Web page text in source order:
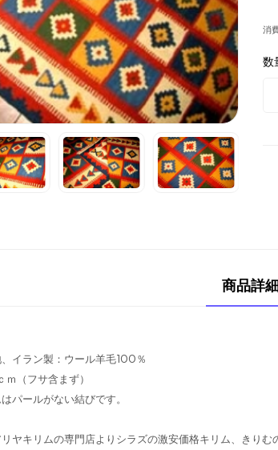
消
数
商品詳
イラン製：ウール羊毛100％
ｍ（フサ含まず）
パールがない結びです。
ヤキリムの専門店よりシラズの激安価格キリム、きり